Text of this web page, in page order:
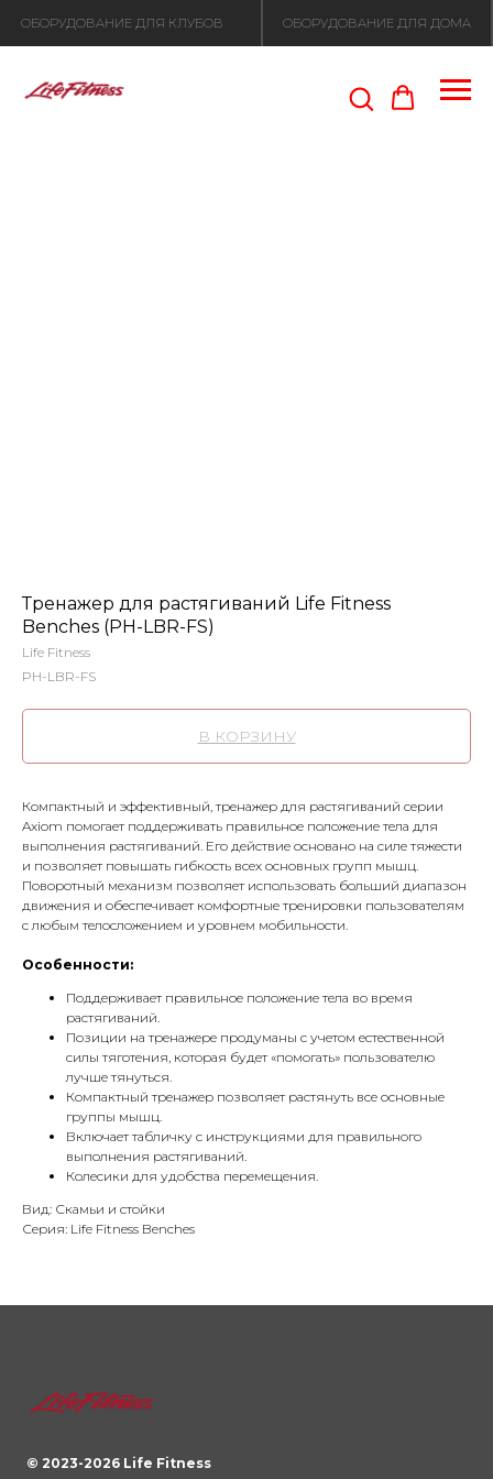
Тренажер для растягиваний Life Fitness
Benches (PH-LBR-FS)
Life Fitness
PH-LBR-FS
В КОРЗИНУ
Компактный и эффективный, тренажер для растягиваний серии
Axiom помогает поддерживать правильное положение тела для
выполнения растягиваний. Его действие основано на силе тяжести
и позволяет повышать гибкость всех основных групп мышц.
Поворотный механизм позволяет использовать больший диапазон
движения и обеспечивает комфортные тренировки пользователям
с любым телосложением и уровнем мобильности.
Особенности:
Поддерживает правильное положение тела во время
растягиваний.
Позиции на тренажере продуманы с учетом естественной
силы тяготения, которая будет «помогать» пользователю
лучше тянуться.
Компактный тренажер позволяет растянуть все основные
группы мышц.
Включает табличку с инструкциями для правильного
выполнения растягиваний.
Колесики для удобства перемещения.
Вид: Скамьи и стойки
Серия: Life Fitness Benches
© 2023-2026 Life Fitness